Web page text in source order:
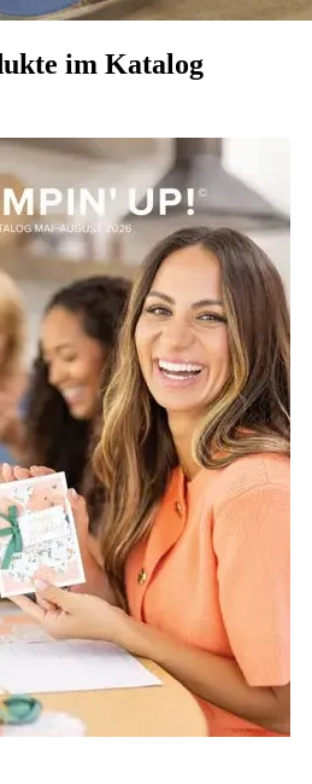
im Katalog